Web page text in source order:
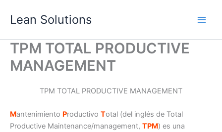
Lean Solutions
TPM TOTAL PRODUCTIVE
MANAGEMENT
TPM TOTAL PRODUCTIVE MANAGEMENT
Mantenimiento Productivo Total (del inglés de Total
Productive Maintenance/management, TPM) es una